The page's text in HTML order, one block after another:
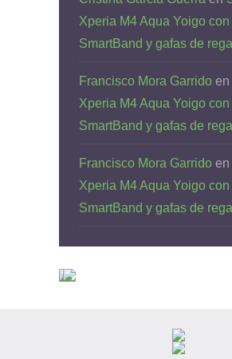
Xperia M4 Aqua Yoigo con
SmartBand y gafas de
Francisco Mora Garrido en
Xperia M4 Aqua Yoigo con
SmartBand y gafas de
Francisco Mora Garrido en
Xperia M4 Aqua Yoigo con
SmartBand y gafas de